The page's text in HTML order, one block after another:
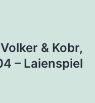
& Kobr,
– Laienspiel